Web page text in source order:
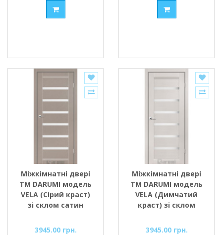
Міжкімнатні двері
ТМ DARUMI модель
VELA (Сірий краст)
зі склом сатин
3945.00 грн.
Міжкімнатні двері
ТМ DARUMI модель
VELA (Димчатий
краст) зі склом
3945.00 грн.